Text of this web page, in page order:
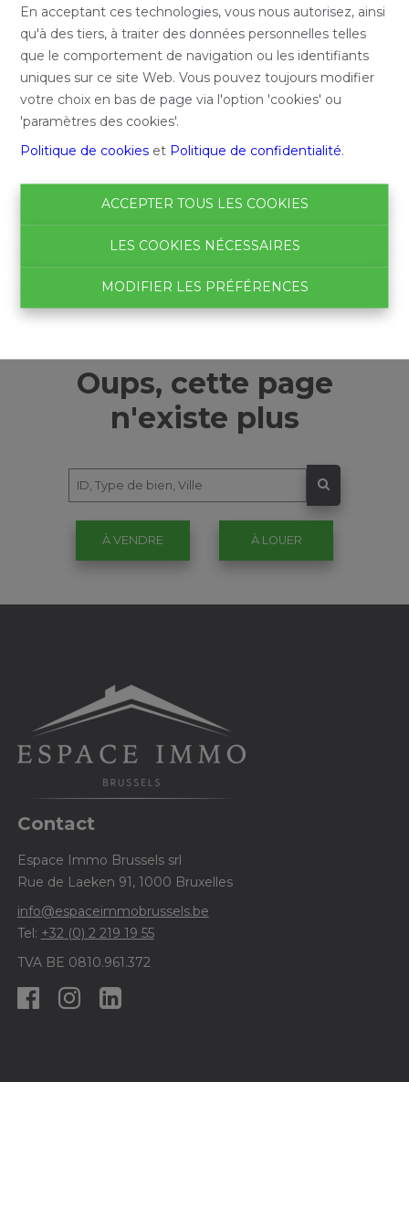
En acceptant ces technologies, vous nous autorisez, ainsi
qu'à des tiers, à traiter des données personnelles telles
que le comportement de navigation ou les identifiants
uniques sur ce site Web. Vous pouvez toujours modifier
votre choix en bas de page via l'option 'cookies' ou
'paramètres des cookies'.
Politique de cookies et Politique de confidentialité.
ACCEPTER TOUS LES COOKIES
LES COOKIES NÉCESSAIRES
MODIFIER LES PRÉFÉRENCES
Oups, cette page
n'existe plus
À VENDRE À LOUER
Contact
Espace Immo Brussels srl
Rue de Laeken 91, 1000 Bruxelles
info@espaceimmobrussels.be
Tel: +32 (0) 2 219 19 55
TVA BE 0810.961.372